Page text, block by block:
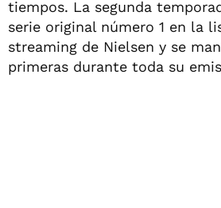
tiempos. La segunda
serie original número 1 en la
streaming de Nielsen y se
primeras durante toda su